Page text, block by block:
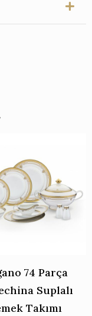
74 Parça
Suplalı
Takımı